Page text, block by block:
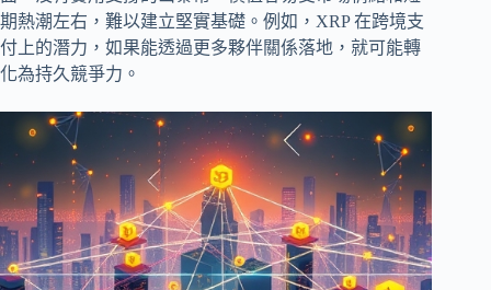
期熱潮左右，難以建立堅實基礎。例如，XRP 在跨境支
付上的潛力，如果能透過更多夥伴關係落地，就可能轉
化為持久競爭力。